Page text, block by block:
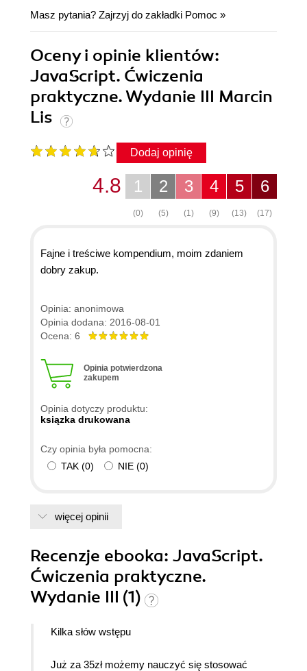
Masz pytania? Zajrzyj do zakładki Pomoc »
Oceny i opinie klientów:
JavaScript. Ćwiczenia
praktyczne. Wydanie III Marcin
Lis
Dodaj opinię
6
(17)
5
(13)
4
(9)
3
(1)
2
(5)
1
(0)
4.8
Fajne i treściwe kompendium, moim zdaniem
dobry zakup.
Opinia: anonimowa
Opinia dodana: 2016-08-01
Ocena: 6
Opinia potwierdzona
zakupem
Opinia dotyczy produktu:
ksiązka drukowana
Czy opinia była pomocna:
TAK (0) NIE (0)
więcej opinii
Recenzje ebooka: JavaScript.
Ćwiczenia praktyczne.
Wydanie III (1)
Kilka słów wstępu
Już za 35zł możemy nauczyć się stosować